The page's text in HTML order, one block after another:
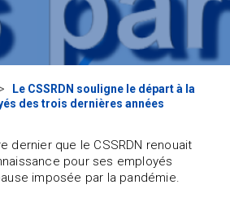
Le CSSRDN souligne le départ à la
des trois dernières années
dernier que le CSSRDN renouait
pour ses employés
imposée par la pandémie.